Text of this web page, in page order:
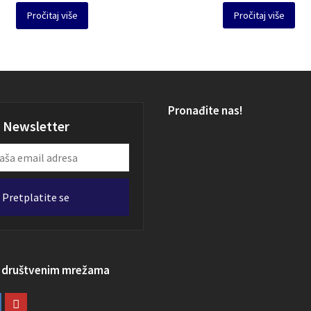
Pročitaj više Pročitaj više
Newsletter
Pretplatite se
mrežama
Pronađite nas!